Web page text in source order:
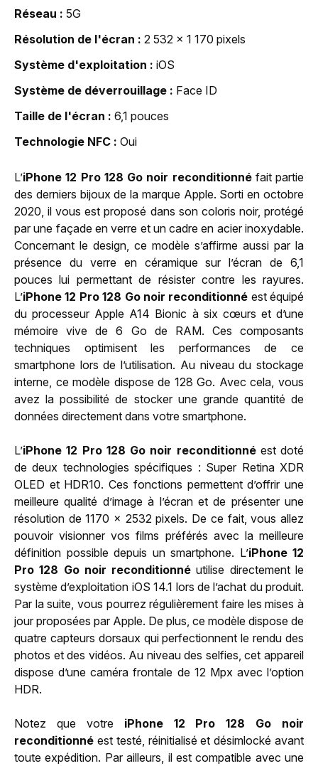
Réseau
5G
Résolution de l'écran
2 532 x 1 170 pixels
Système d'exploitation
iOS
Système de déverrouillage
Face ID
Taille de l'écran
6,1 pouces
Technologie NFC
Oui
L’iPhone 12 Pro 128 Go noir reconditionnéfait partie
des derniers bijoux de la marque Apple. Sorti en octobre
2020, il vous est proposé dans son coloris noir, protégé
par une façade en verre et un cadre en acier inoxydable.
Concernant le design, ce modèle s’affirme aussi par la
présence du verre en céramique sur l’écran de 6,1
pouces lui permettant de résister contre les rayures.
L’iPhone 12 Pro 128 Go noir reconditionné est équipé
du processeur Apple A14 Bionic à six cœurs et d’une
mémoire vive de 6 Go de RAM. Ces composants
techniques optimisent les performances de ce
smartphone lors de l’utilisation. Au niveau du stockage
interne, ce modèle dispose de 128 Go. Avec cela, vous
avez la possibilité de stocker une grande quantité de
données directement dans votre smartphone.
L’iPhone 12 Pro 128 Go noir reconditionnéest doté
de deux technologies spécifiques : Super Retina XDR
OLED et HDR10. Ces fonctions permettent d’offrir une
meilleure qualité d’image à l’écran et de présenter une
résolution de 1170 x 2532 pixels. De ce fait, vous allez
pouvoir visionner vos films préférés avec la meilleure
définition possible depuis un smartphone. L’iPhone 12
Pro 128 Go noir reconditionné utilise directement le
système d’exploitation iOS 14.1 lors de l’achat du produit.
Par la suite, vous pourrez régulièrement faire les mises à
jour proposées par Apple. De plus, ce modèle dispose de
quatre capteurs dorsaux qui perfectionnent le rendu des
photos et des vidéos. Au niveau des selfies, cet appareil
dispose d’une caméra frontale de 12 Mpx avec l’option
HDR.
Notez que votre iPhone 12 Pro 128 Go noir
reconditionné est testé, réinitialisé et désimlocké avant
toute expédition. Par ailleurs, il est compatible avec une